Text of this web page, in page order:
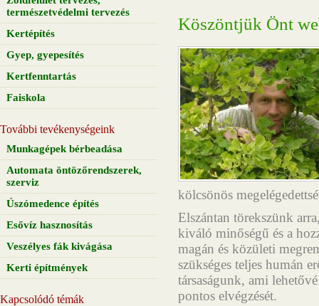
természetvédelmi tervezés
Kertépítés
Gyep, gyepesítés
Kertfenntartás
Faiskola
További tevékenységeink
Munkagépek bérbeadása
Automata öntözőrendszerek,
szerviz
Úszómedence építés
Esővíz hasznosítás
Veszélyes fák kivágása
Kerti építmények
Kapcsolódó témák
Köszöntjük Önt
kölcsönös
Elszántan törekszünk
kiváló minőségű és a
magán és közületi
szükséges teljes humán
társaságunk, ami
pontos elvégzését.